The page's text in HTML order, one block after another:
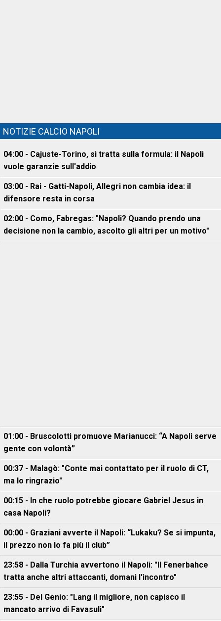
NOTIZIE CALCIO NAPOLI
04:00 - Cajuste-Torino, si tratta sulla formula: il Napoli
vuole garanzie sull'addio
03:00 - Rai - Gatti-Napoli, Allegri non cambia idea: il
difensore resta in corsa
02:00 - Como, Fabregas: "Napoli? Quando prendo una
decisione non la cambio, ascolto gli altri per un motivo"
01:00 - Bruscolotti promuove Marianucci: “A Napoli serve
gente con volontà”
00:37 - Malagò: "Conte mai contattato per il ruolo di CT,
ma lo ringrazio"
00:15 - In che ruolo potrebbe giocare Gabriel Jesus in
casa Napoli?
00:00 - Graziani avverte il Napoli: “Lukaku? Se si impunta,
il prezzo non lo fa più il club”
23:58 - Dalla Turchia avvertono il Napoli: "Il Fenerbahce
tratta anche altri attaccanti, domani l'incontro"
23:55 - Del Genio: "Lang il migliore, non capisco il
mancato arrivo di Favasuli"